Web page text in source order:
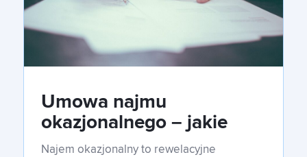
Umowa najmu
okazjonalnego – jakie
korzyści ze sobą niesie?
Najem okazjonalny to rewelacyjne